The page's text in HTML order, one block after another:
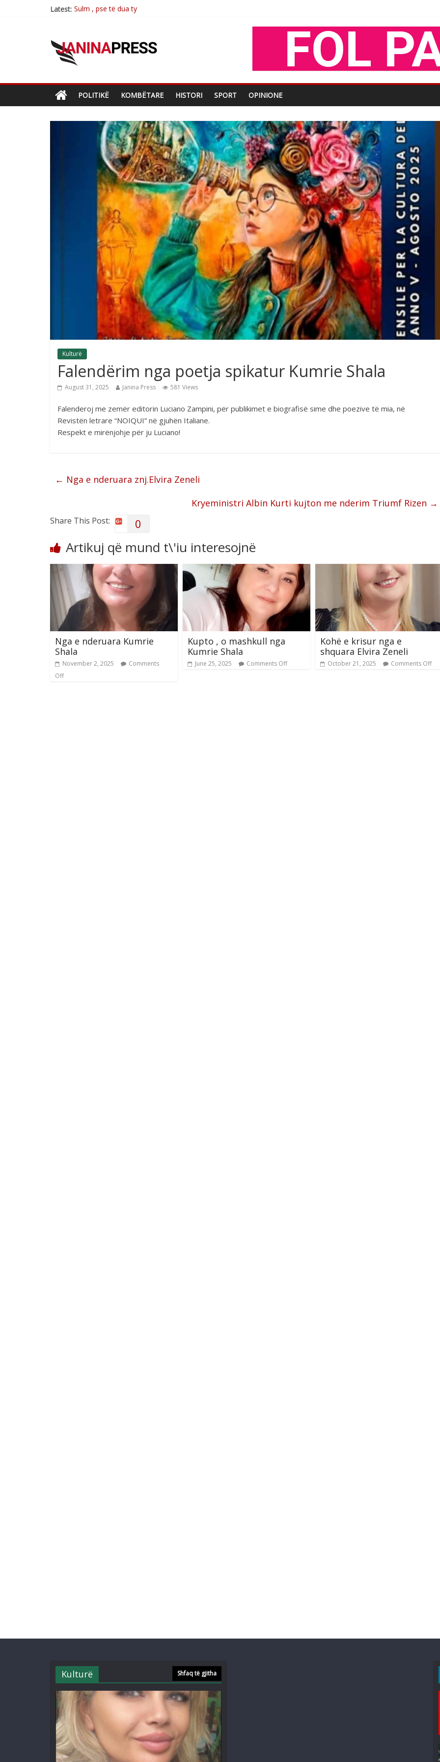
Latest: Postim me vlera nga artistja e mirëfilltë Mimoza Gjoni
Brahim Çekaj njē veprimtar i respektuar i çeshtjës kombëtare
POLITIKË KOMBËTARE HISTORI SPORT OPINIONE
Kulturë
Falendërim nga poetja spikatur Kumrie Shala
August 31, 2025 Janina Press 581 Views
Falenderoj me zemër editorin Luciano Zampini, për publikimet e biografisë sime dhe poezive të mia, në
Revistën letrare “NOIQUI” në gjuhën Italiane.
Respekt e mirënjohje për ju Luciano!
← Nga e nderuara znj.Elvira Zeneli
Kryeministri Albin Kurti kujton me nderim Triumf Rizen →
Share This Post: 0
Artikuj që mund t\'iu interesojnë
Nga e nderuara Kumrie
Shala
November 2, 2025
Comments
Off
Kupto , o mashkull nga
Kumrie Shala
June 25, 2025 Comments Off
Kohë e krisur nga e
shquara Elvira Zeneli
October 21, 2025 Comments Off
Kulturë Shfaq të gjitha